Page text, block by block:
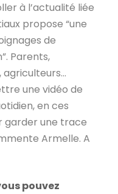
à l’actualité liée
propose “une
de
Parents,
agriculteurs…
une vidéo de
en ces
garder une trace
Armelle. A
pouvez